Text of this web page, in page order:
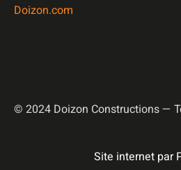
Doizon.com
© 2024 Doizon Constructions —
Site internet par